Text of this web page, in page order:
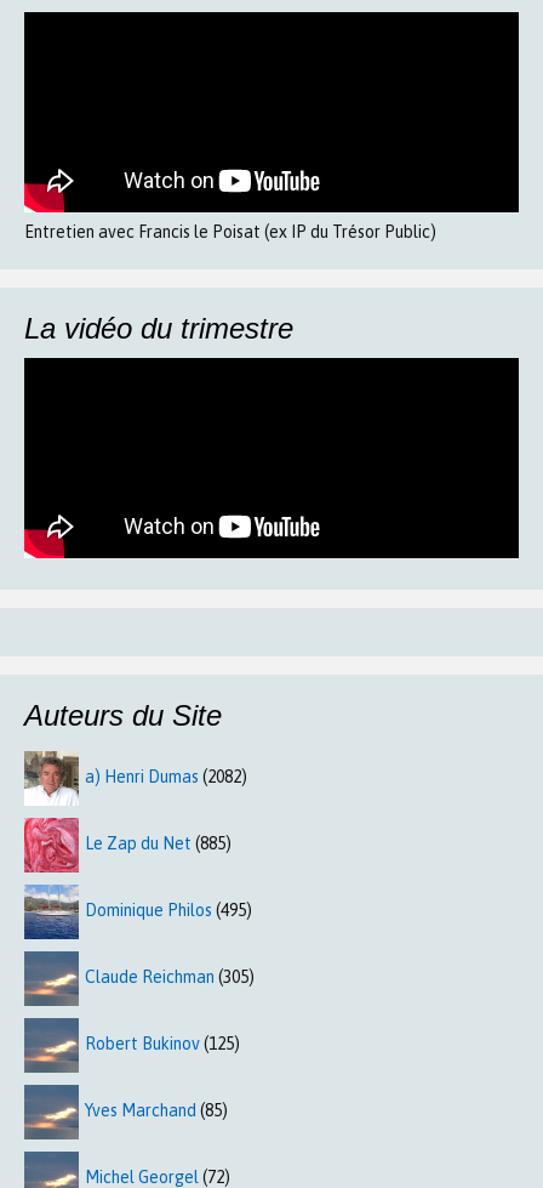
Entretien avec Francis le Poisat (ex IP du Trésor Public)
La vidéo du trimestre
Auteurs du Site
a) Henri Dumas (2082)
Le Zap du Net (885)
Dominique Philos (495)
Claude Reichman (305)
Robert Bukinov(125)
Yves Marchand (85)
Michel Georgel (72)